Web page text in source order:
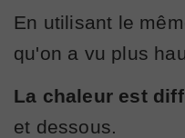
En utilisant le
qu'on a vu plus
La chaleur est
et dessous.